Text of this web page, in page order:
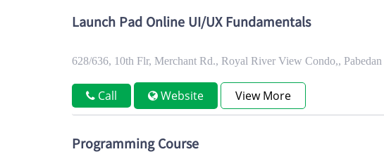
Launch Pad Online UI/UX Fundamentals
628/636, 10th Flr, Merchant Rd., Royal River View Condo,,
Call Website View More
Programming Course